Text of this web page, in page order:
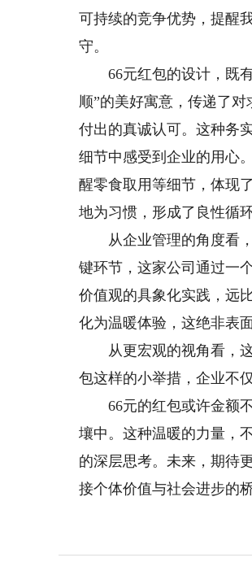
可持续的竞争优势，提醒
守。
66元红包的设计，既有
顺”的美好寓意，传递了
付出的真诚认可。这种务
细节中感受到企业的用心
醒零食取用等细节，体现
地为习惯，形成了良性循
从企业管理的角度看，
键环节，这家公司通过一
价值观的具象化实践，远
化为温暖体验，这绝非表
从更宏观的视角看，这
包这样的小举措，企业不
66元的红包或许金额不
壤中。这种温暖的力量，
的深层思考。未来，期待
接个体价值与社会进步的